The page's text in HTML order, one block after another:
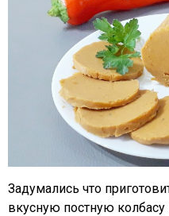
Задумались что
вкусную постную